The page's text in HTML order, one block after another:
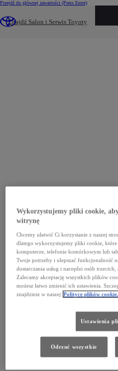
Przejdź do głównej zawartości (Press Enter)
Znajdź Salon i Serwis Toyoty
Wykorzystujemy pliki cookie,
witrynę
Chcemy ułatwić Ci korzystanie z naszej
dlatego wykorzystujemy pliki cookie, które
komputerze, telefonie komórkowym lub
Twoje potrzeby i ulepszać funkcjonalność
dostarczania usług i narzędzi osób
Zalecamy akceptację wszystkich plików
możesz łatwo zmienić ich ustawienia.
znajdziesz w naszej Polityce plików cookie.
Ustawienia
Odrzuć wszystkie